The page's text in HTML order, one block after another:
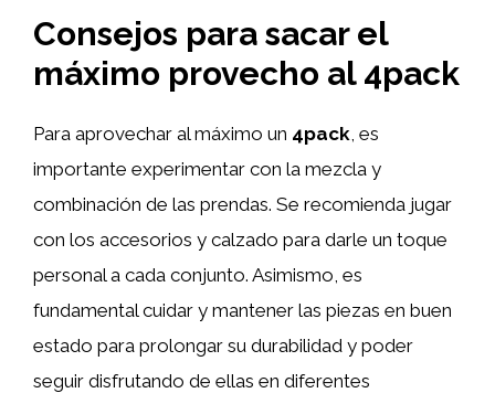
Consejos para sacar el
máximo provecho al 4pack
Para aprovechar al máximo un 4pack, es
importante experimentar con la mezcla y
combinación de las prendas. Se recomienda jugar
con los accesorios y calzado para darle un toque
personal a cada conjunto. Asimismo, es
fundamental cuidar y mantener las piezas en buen
estado para prolongar su durabilidad y poder
seguir disfrutando de ellas en diferentes